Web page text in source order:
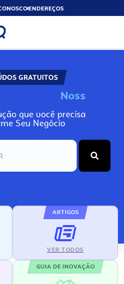
ENDEREÇOS
GRATUITOS
No
que você precisa
Seu Negócio
ARTIGOS
VER TODOS
GUIA DE INOVAÇÃO